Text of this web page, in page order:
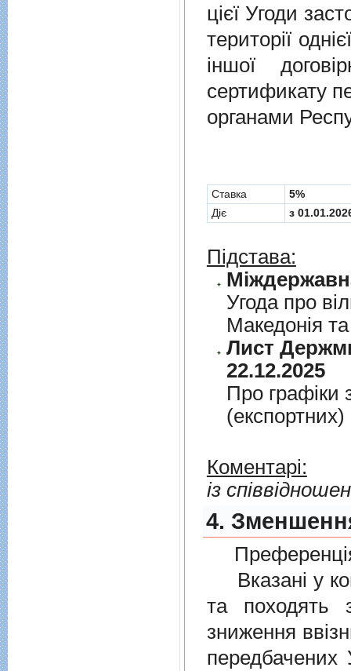
цієї Угоди
території
іншої
сертификату
органами
Cтавка
5%
Діє
з
Підстава:
Угода про
Македонiя
Лист
22.12.2025
Про графiки
Коментарі:
із
4.
Вказані у
та походять
зниження
передбачених